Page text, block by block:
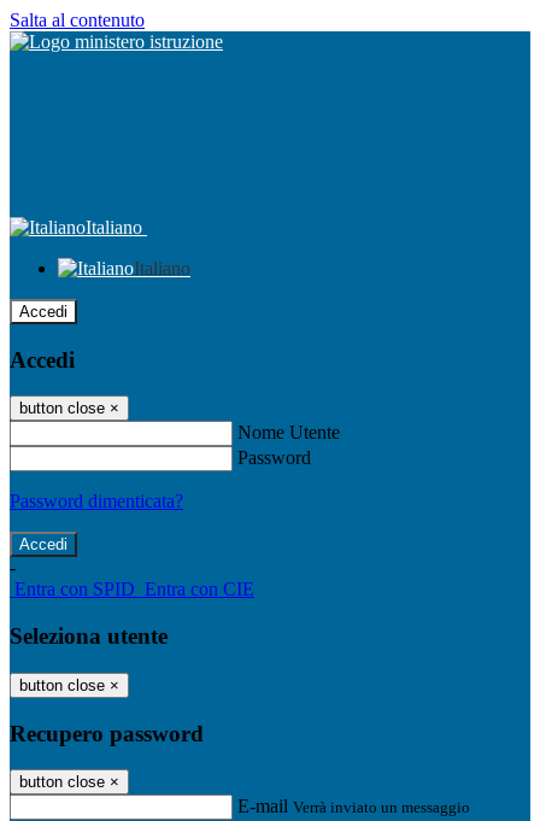
Salta al contenuto
Italiano
Italiano
Accedi
Accedi
button close ×
Nome Utente
Password
Password dimenticata?
-
Entra con SPID Entra con CIE
Seleziona utente
button close ×
Recupero password
button close ×
E-mail Verrà inviato un messaggio